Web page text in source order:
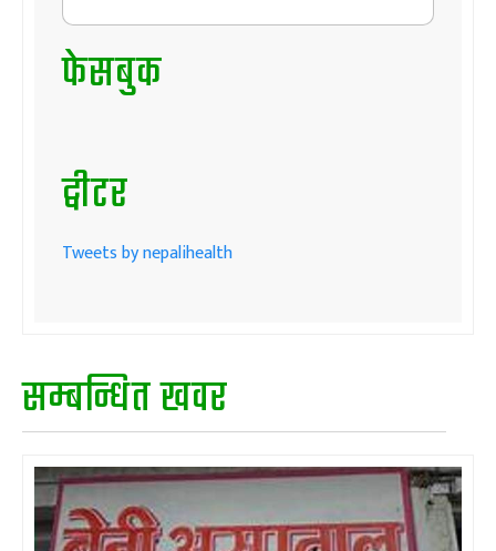
फेसबुक
ट्वीटर
Tweets by nepalihealth
सम्बन्धित खवर